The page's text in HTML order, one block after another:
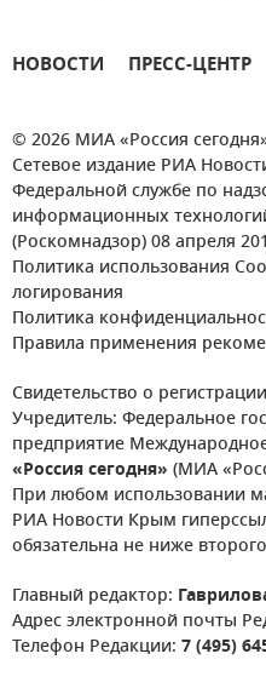
НОВОСТИ ПРЕСС-ЦЕНТР
© 2026 МИА «Россия
Сетевое издание РИА
Федеральной службе по
информационных
(Роскомнадзор) 08 апреля
Политика использования
логирования
Политика
Правила применения
Свидетельство о
Учредитель: Федеральное
предприятие
«Россия сегодня» (МИА
При любом использовании
РИА Новости Крым
обязательна не ниже
Главный редактор:
Адрес электронной почты
Телефон Редакции: 7 (495)